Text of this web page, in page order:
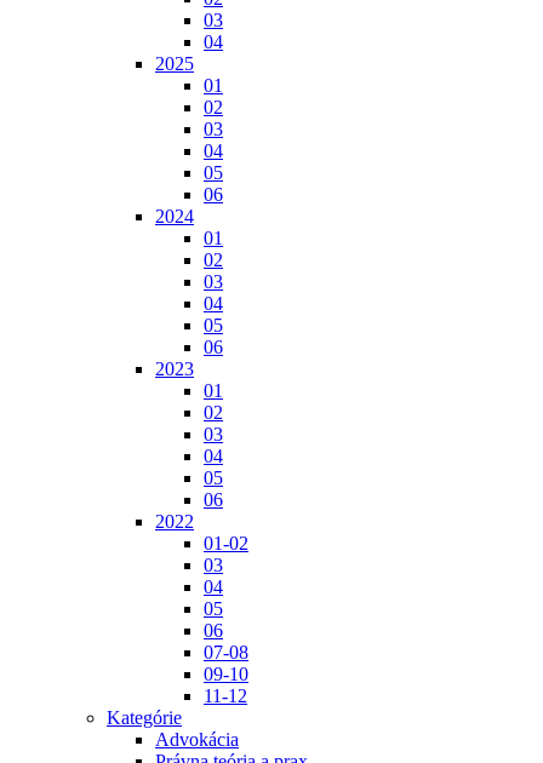
03
04
2025
01
02
03
04
05
06
2024
01
02
03
04
05
06
2023
01
02
03
04
05
06
2022
01-02
03
04
05
06
07-08
09-10
11-12
Kategórie
Advokácia